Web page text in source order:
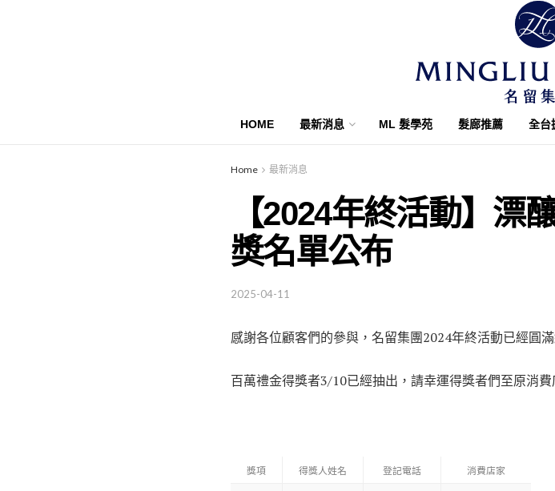
HOME 最新消息 ML 髮學苑 髮廊推薦 全台
Home 最新消息
【2024年終活動】漂
獎名單公布
2025-04-11
感謝各位顧客們的參與，名留集團2024年終活動已經圓滿
百萬禮金得獎者3/10已經抽出，請幸運得獎者們至原消
獎項 得獎人姓名 登記電話 消費店家